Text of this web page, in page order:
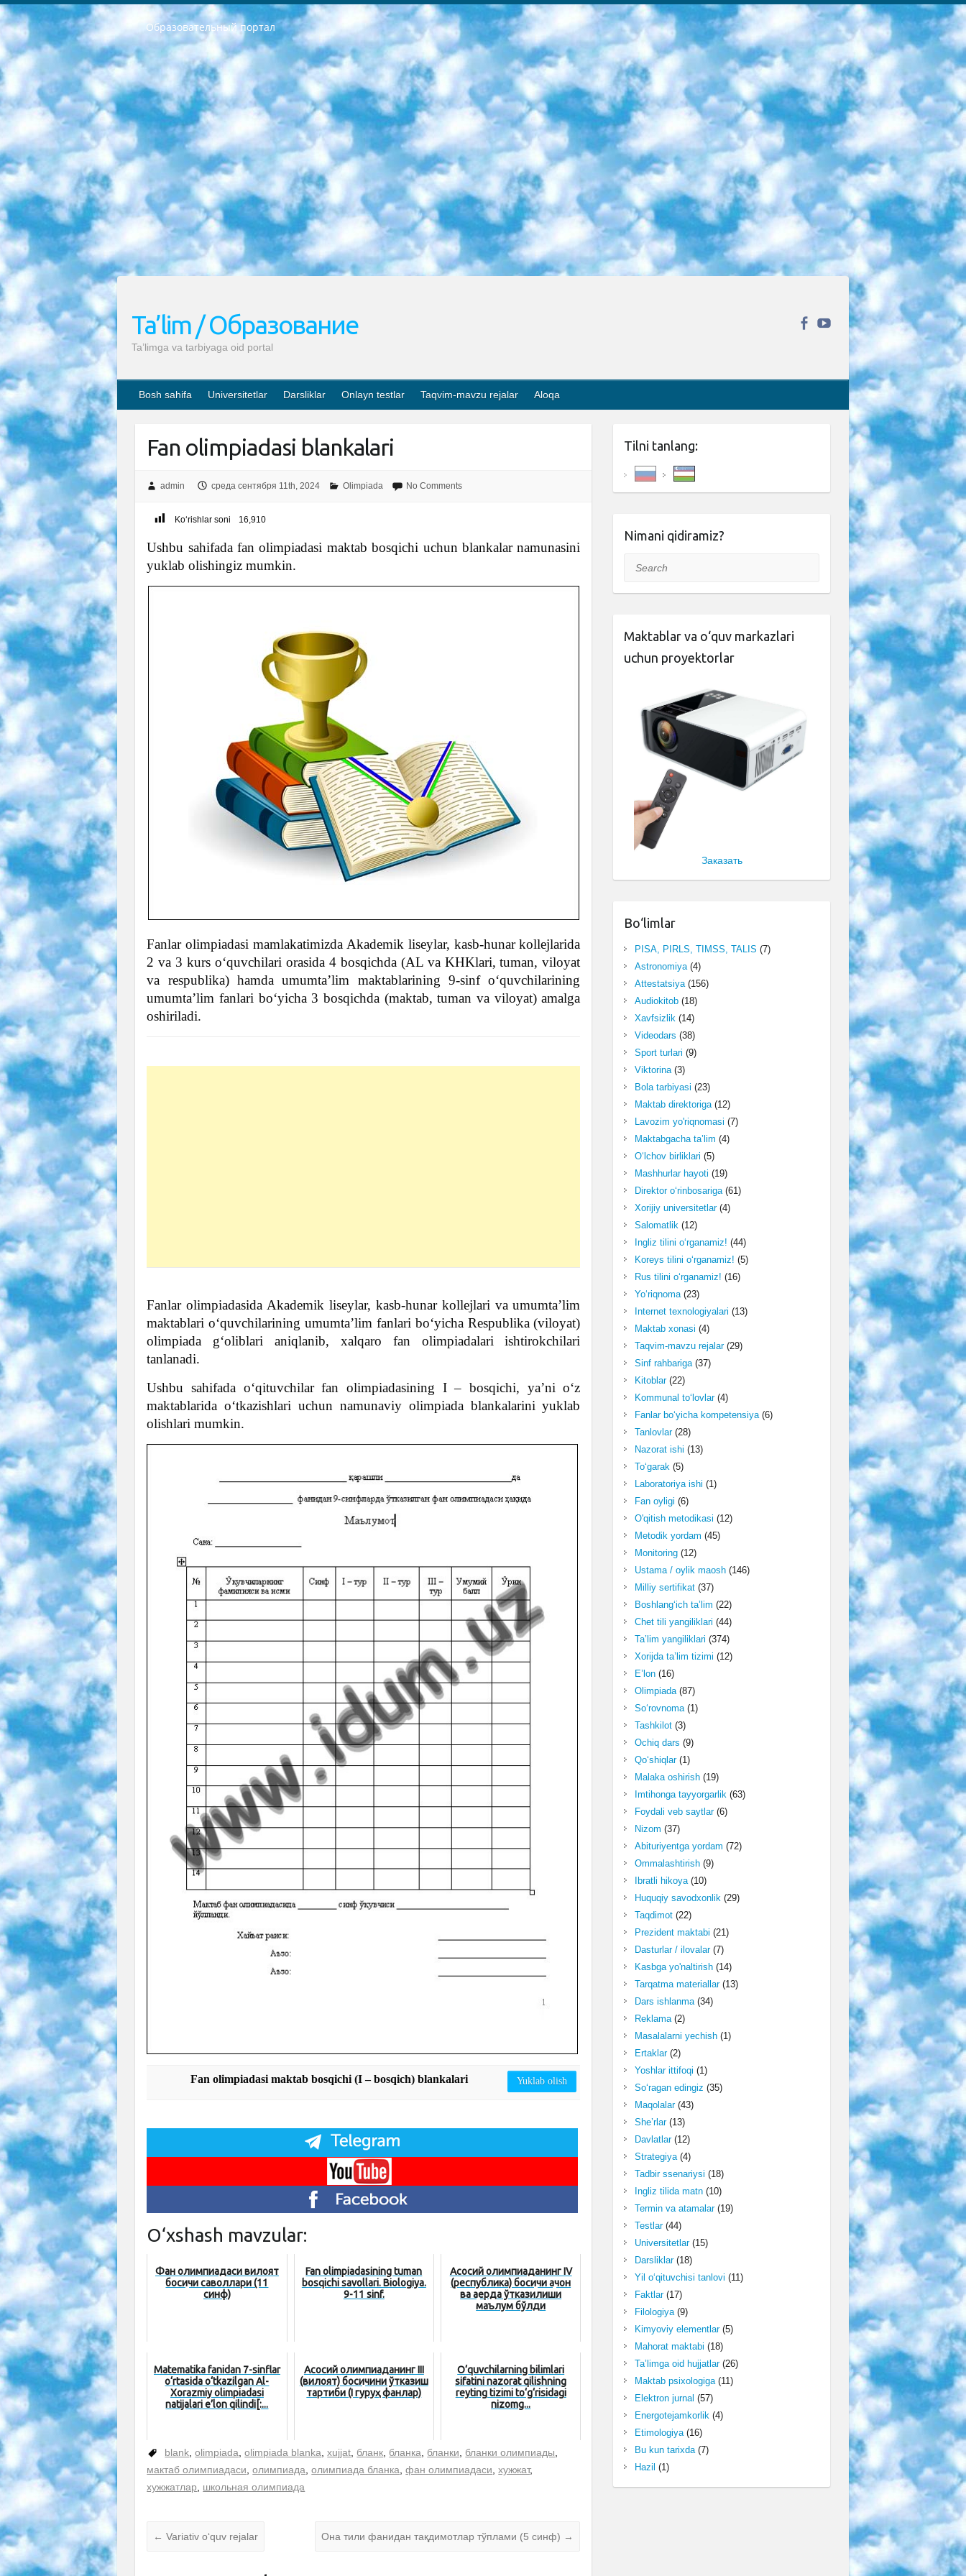
Образовательный портал
РЕСПУБЛИКА УЗБЕКИСТАН МИНИСТРЕРСТВО ДОШКОЛЬНОГО И ШКОЛЬНОГО ОБРАЗОВАНИЯ КОМАНДА в общеобразовательных учреждениях в 2023-2024 учебном году организация и проведение итоговой государственной аттестации обучающихся о Министра дошкольного и школьного образования Республики Узбекистан от 4 марта 2008 года (постановлением Минюста от 20 марта 2008 года № 1778 государственной регистрации) «Итоговое состояние учащихся общего среднего образования на основании положения об утверждении положения об аттестации общего среднего образования выпускной экзамен студентов в образовательных учреждениях в 2023-2024 учебном году В целях организации и прохождения аттестации приказываю: 1. Следующее: перечень предметов, по которым будет проводиться итоговая государственная аттестация и экзамен формы перевода согласно приложению 1; сертификаты международного образца, оценивающие уровень владения иностранными языками перечень согласно приложению 2; 2. Педагогический при специализированных образовательных учреждениях. научно-практический центр квалификации и международной оценки (Д.Давидова) 2024 г. До 25 марта: задания по предметам, по которым будет проводиться итоговая аттестация разработка и утверждение технических условий; итоговая аттестация на основании разработанного предметного задания разработка вопросов по предметам (устно и письменно), экзамен передача; общеобразовательные средние школы и специальные учебные заведения учащиеся выпускных классов школ и интернатов в агентской системе подготовка базы данных экзаменационных материалов и критериев оценки; перевод базы экзаменационных материалов на все языки обучения подать в Республиканский образовательный центр для изготовления; варианты экзаменов на основе разработанных контрольных материалов пусть будут поставлены задачи формирования. 3. Республиканский образовательный центр (Ш.Худайкулов) до 5 апреля 2024 года. до: база данных предоставленных экзаменационных материалов на все языки обучения перевод и экспертиза; для слепых, слабовидящих, глухих, слабослышащих и умственно отсталых детей учащиеся выпускных классов специализированных школ и школ-интернатов база данных экзаменационных материалов на всех преподаваемых языках подготовка критериев оценки; специализированные школы для умственно отсталых детей и технологии для учащихся выпускных классов школ-интернатов разработка соответствующих рекомендаций и критериев проведения ЕГЭ по естествознанию давать задания. 4. Педагогический при специализированных образовательных учреждениях. Научно-практический центр навыков и международной оценки (Д.Давидова), Республика образовательный центр (Худайкулов Ш.) итоговый государственный аттестационный экзамен ориентирован на творческое и логическое мышление при подготовке базы материалов учитывать введение заданий. 5. Следует отметить, что: сертификат государственного образца о знании общеобразовательного предмета и как минимум национальный уровень B1 по предметам на иностранных языках, указанным в Приложении 2. или международно признанный сертификат эквивалентного уровня студенты, изучающие определенный предмет, освобождаются от экзамена; по соответствующим предметам запланирована итоговая государственная аттестация за день до дня, путем жеребьевки Рабочей группой (в письменной форме по предметам, проводимым в форме) из числа сформированных вариантов выбрано 2 варианта; 2 выбранных варианта экзамена анонсированы на официальном сайте министерства и все выпускники по всей стране на основе этих вариантов проводит итоговую государственную аттестацию. 6. Государственное образование учащихся средних общеобразовательных учреждений. знания в соответствии с квалификационными требованиями, которые необходимо приобрести на основании стандартов итоговый (выпускной) контроль для 9 и 11 классов в целях тестирования Экзамены (далее – экзамены) состоят из предметов, перечисленных в приложении 1. будет сделано. 7. Экзамены пройдут с 26 мая по 15 июня 2024 г. (кроме науки физического воспитания). 8. Физическая для учащихся 9 классов общесредних образовательных учреждений. Экзамены по предмету «Образование, квалификация медицина» 1-6 мая 2024 года. сотрудники перевести под присмотр (с отклонениями в физическом или умственном развитии) специализированная школа для детей, школы-интернаты и со сколиозом школы-интернаты санаторного типа для больных детей исключены). 9. Он был слепым, слабовидящим и имел нарушения опорно-двигательного аппарата. экзамены в специализированных школах и интернатах для детей должны проводиться исходя из требований, предъявляемых к общеобразовательным учреждениям (физкультура кроме науки). 10. Специализированная школа для глухих и слабослышащих детей. и экзамены в интернатах и быть реализован в виде письменного теста по математике. 11. Специальность для умственно отсталых детей. Для 9 класса Родной язык и литературное письмо Государственный язык (язык обучения – узбекский). для неклассов) написано Математическое письмо Письменная/устная история Узбекистана Физическое воспитание практично Итоговый контроль Для 11 класса Написание родного языка и литературы (эссе) Математическое письмо Узбекский язык (обучение на узбекском языке) не посещающее общее среднее образование для учреждений)/Образовательное учреждение выбор письменный и устный Иностранный язык письменный/устный Письменная/устная история Узбекистана *По выбору студента:  Химия  Физика  Основы государственного права  География 10 бесплатных образовательных ресурсов - Мы составили подборку онлайн-проектов с интерактивными упражнениями, видеолекциями и статьями. Они помогут вам обрести новые и освежить старые знания бесплатно. 1. «ИНТУИТ» Старейшая образовательная площадка Рунета. Здесь вы найдёте сотни текстовых и видеокурсов на десятки различных тем — от программирования до психологии. Многие курсы подготовлены российскими университетами и крупными международными компаниями вроде Intel и Microsoft. Самостоятельное обучение бесплатное, но желающие могут оплатить услуги персональных наставников. 2. «Смартия» знакомит с актуальными профессиями и подсказывает, как им обучаться. Выбрав заинтересовавшую вас специальность — SMM-специалист, фотограф, веб-дизайнер или другую, — увидите список необходимых для неё умений. Чтобы вы могли освоить их самостоятельно, для каждого умения площадка отображает подборку ссылок на учебные материалы. Хотя «Смартия» ориентируется на русскоязычную аудиторию, часть контента всё же доступна только на английском. 3. «Лекторий Физтеха» Проект Московского физико-технического института (Физтеха). С его помощью вы можете смотреть онлайн серии лекций, записанные на видео в этом вузе. В числе доступных предметов — физика, биология, химия, информационные технологии и другие. К некоторым лекциям администрация ресурса прилагает готовые конспекты, которые можно скачивать в PDF-формате. 4. ITMOcourses Онлайн-площадка Санкт-Петербургского национального исследовательского университета информационных технологий, механики и оптики (ИТМО). Ресурс предоставляет свободный доступ к курсам, разработанным в этом вузе. Каталог материалов разбит на четыре категории: «Оптические системы и технологии», «Приборостроение и робототехника», «Информационные технологии» и «Биотехнологии». Курсы состоят из видеолекций, интерактивных демонстраций и заданий. 5. «КиберЛенинка» Электронная научная библиотека открытого доступа. Каталог площадки регулярно обрастает текстами статей из различных научных изданий. Сгруппированные по журналам и рубрикам публикации можно читать онлайн или скачивать целиком в PDF-формате. Проект нацелен на популяризацию науки за счёт открытого доступа к качественной информации. 6. «ПостНаука» На этом ресурсе публикуют подборки видеолекций, составленные экспертами из разных отраслей и объединённые общими темами. Среди них, к примеру, есть серии «Биоинформатика и геномика», «Культура средневековой Скандинавии» и Cinema Studies о теории кино. Каждая подборка лекций — логически связанная история, рассказанная экспертом от первого лица. Кроме того, на сайте появляются научно-образовательные статьи и тесты на разные темы. 7. «Newочём» Команда проекта «Newочём» отбирает самые интересные тексты из англоязычных СМИ и переводит те из них, за которые голосуют участники сообщества «ВКонтакте». По большей части это научно-популярные статьи. Редакторы придумывают лишь заголовки, в остальном содержание переводов соответствует оригиналам. Полные тексты можно читать прямо в социальной сети. 8. InternetUrok Онлайн-база материалов по основным дисциплинам школьной программы. Информация на сайте структурирована по классам, предметам и темам (урокам). Каждый урок состоит из видеолекций и конспектов. Есть также интерактивные тренажёры и тесты для закрепления пройденного материала. Даже если вы давно окончили школу, возможность повторить программу старших классов всегда может пригодиться. 9. Edutainme Ещё один ресурс об образовании. В отличие от Newtonew, как мне кажется, Edutainme больше ориентируется на представителей индустрии: педагогов, предпринимателей, разработчиков образовательных проектов. Но и любой, кто просто стремится к саморазвитию, найдёт на сайте много полезного и интересного для себя. Например, информацию о новых курсах и образовательных сервисах. 10. Newtonew Онлайн-медиа об образовании и обучении в широком смысле. Авторы Newtonew пишут об инструментах, заведениях, тактиках и стратегиях, которые помогают учить других и получать новые знания самостоятельно. На этой площадке вы найдёте новости, обзоры, аналитические мат
Ta’lim / Образование
Ta’limga va tarbiyaga oid portal
Bosh sahifa Universitetlar Darsliklar Onlayn testlar Taqvim-mavzu rejalar Aloqa
Fan olimpiadasi blankalari
admin среда сентября 11th, 2024 Olimpiada No Comments
Ko‘rishlar soni 16,910
Ushbu sahifada fan olimpiadasi maktab bosqichi uchun blankalar namunasini
yuklab olishingiz mumkin.
Fanlar olimpiadasi mamlakatimizda Akademik liseylar, kasb-hunar kollejlarida
2 va 3 kurs o‘quvchilari orasida 4 bosqichda (AL va KHKlari, tuman, viloyat
va respublika) hamda umumta’lim maktablarining 9-sinf o‘quvchilarining
umumta’lim fanlari bo‘yicha 3 bosqichda (maktab, tuman va viloyat) amalga
oshiriladi.
Fanlar olimpiadasida Akademik liseylar, kasb-hunar kollejlari va umumta’lim
maktablari o‘quvchilarining umumta’lim fanlari bo‘yicha Respublika (viloyat)
olimpiada g‘oliblari aniqlanib, xalqaro fan olimpiadalari ishtirokchilari
tanlanadi.
Ushbu sahifada o‘qituvchilar fan olimpiadasining I – bosqichi, ya’ni o‘z
maktablarida o‘tkazishlari uchun namunaviy olimpiada blankalarini yuklab
olishlari mumkin.
Fan olimpiadasi maktab bosqichi (I – bosqich) blankalari Yuklab olish
O‘xshash mavzular:
Фан олимпиадаси вилоят
босқичи саволлари (11
синф)
Fan olimpiadasining tuman
bosqichi savollari. Biologiya.
9-11 sinf.
Асосий олимпиаданинг IV
(республика) босқичи қачон
ва қаерда ўтказилиши
маълум бўлди
Matematika fanidan 7-sinflar
o‘rtasida o‘tkazilgan Al-
Xorazmiy olimpiadasi
natijalari e’lon qilindi[:...
Асосий олимпиаданинг III
(вилоят) босқичини ўтказиш
тартиби (I гуруҳ фанлар)
O‘quvchilarning bilimlari
sifatini nazorat qilishning
reyting tizimi to‘g‘risidagi
nizomg...
blank ,olimpiada ,olimpiada blanka ,xujjat бланк бланка бланки бланки олимпиады
мактаб олимпиадаси ,олимпиада ,олимпиада бланка ,фан олимпиадаси ,хужжат,
хужжатлар
школьная олимпиада
← Variativ o‘quv rejalar Она тили фанидан тақдимотлар тўплами (5 синф) →
Tilni tanlang:
Nimani qidiramiz?
Search
Maktablar va o‘quv markazlari
uchun proyektorlar
Заказать
Bo‘limlar
PISA, PIRLS, TIMSS, TALIS (7)
Astronomiya(4)
Attestatsiya(156)
Audiokitob(18)
Xavfsizlik(14)
Videodars (38)
Sport turlari (9)
Viktorina(3)
Bola tarbiyasi (23)
Maktab direktoriga(12)
Lavozim yo'riqnomasi (7)
Maktabgacha ta’lim (4)
O‘lchov birliklari (5)
Mashhurlar hayoti (19)
Direktor o‘rinbosariga(61)
Xorijiy universitetlar(4)
Salomatlik(12)
Ingliz tilini o‘rganamiz! (44)
Koreys tilini o‘rganamiz! (5)
Rus tilini o‘rganamiz! (16)
Yo‘riqnoma(23)
Internet texnologiyalari (13)
Maktab xonasi (4)
Taqvim-mavzu rejalar(29)
Sinf rahbariga(37)
Kitoblar(22)
Kommunal to‘lovlar(4)
Fanlar bo‘yicha kompetensiya(6)
Tanlovlar(28)
Nazorat ishi (13)
To‘garak(5)
Laboratoriya ishi (1)
Fan oyligi (6)
O'qitish metodikasi (12)
Metodik yordam (45)
Monitoring(12)
Ustama / oylik maosh(146)
Milliy sertifikat(37)
Boshlang‘ich ta’lim (22)
Chet tili yangiliklari (44)
Ta’lim yangiliklari (374)
Xorijda ta’lim tizimi (12)
E’lon(16)
Olimpiada(87)
So‘rovnoma(1)
Tashkilot(3)
Ochiq dars (9)
Qo‘shiqlar(1)
Malaka oshirish(19)
Imtihonga tayyorgarlik(63)
Foydali veb saytlar(6)
Nizom (37)
Abituriyentga yordam (72)
Ommalashtirish(9)
Ibratli hikoya(10)
Huquqiy savodxonlik(29)
Taqdimot(22)
Prezident maktabi (21)
Dasturlar / ilovalar(7)
Kasbga yo'naltirish(14)
Tarqatma materiallar(13)
Dars ishlanma(34)
Reklama(2)
Masalalarni yechish(1)
Ertaklar(2)
Yoshlar ittifoqi (1)
So‘ragan edingiz (35)
Maqolalar(43)
She’rlar(13)
Davlatlar(12)
Strategiya(4)
Tadbir ssenariysi (18)
Ingliz tilida matn(10)
Termin va atamalar(19)
Testlar(44)
Universitetlar(15)
Darsliklar(18)
Yil o‘qituvchisi tanlovi (11)
Faktlar(17)
Filologiya(9)
Kimyoviy elementlar(5)
Mahorat maktabi (18)
Ta’limga oid hujjatlar(26)
Maktab psixologiga(11)
Elektron jurnal (57)
Energotejamkorlik(4)
Etimologiya(16)
Bu kun tarixda(7)
Hazil (1)